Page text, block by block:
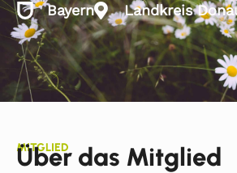
Bayern Landkreis
MITGLIED
Über das Mitglied